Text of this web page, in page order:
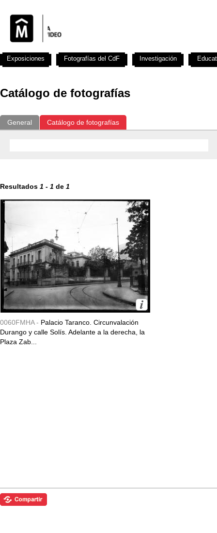
Catálogo de fotografías
General Catálogo de fotografías
Resultados 1 - 1 de 1
0060FMHA - Palacio Taranco. Circunvalación
Durango y calle Solís. Adelante a la derecha, la
Plaza Zab...
Exposiciones Fotografías del CdF Investigación